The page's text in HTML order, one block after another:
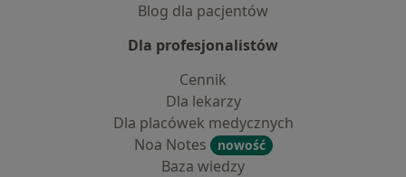
Blog dla pacjentów
Dla profesjonalistów
Cennik
Dla lekarzy
Dla placówek medycznych
Noa Notes
nowość
Baza wiedzy